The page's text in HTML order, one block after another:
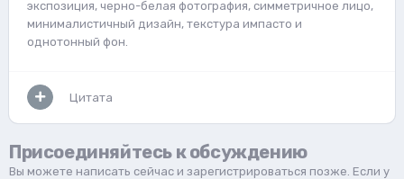
экспозиция, черно-белая фотография, симметричное лицо,
минималистичный дизайн, текстура импасто и
однотонный фон.
Цитата
Присоединяйтесь к обсуждению
Вы можете написать сейчас и зарегистрироваться позже. Если у